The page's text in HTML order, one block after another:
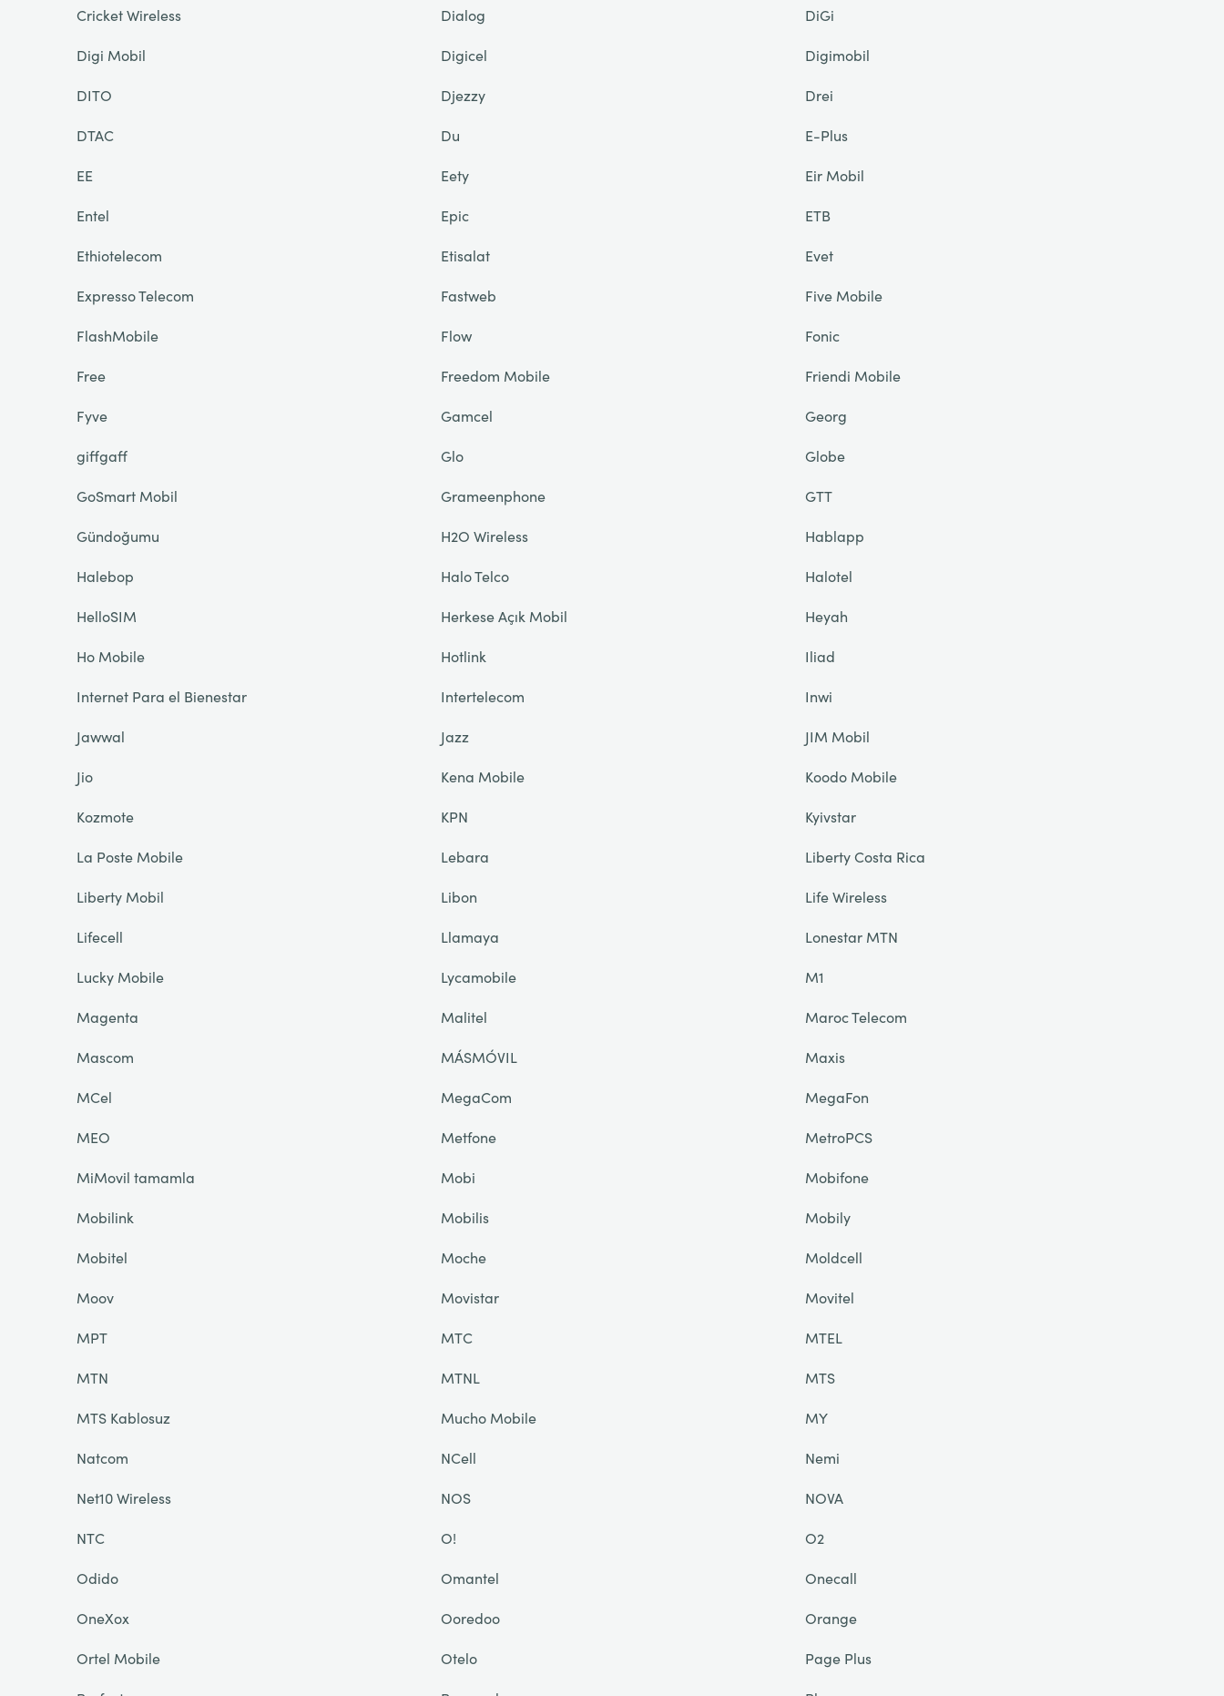
Cricket Wireless
Dialog
DiGi
Digi Mobil
Digicel
Digimobil
DITO
Djezzy
Drei
DTAC
Du
E-Plus
EE
Eety
Eir Mobil
Entel
Epic
ETB
Ethiotelecom
Etisalat
Evet
Expresso Telecom
Fastweb
Five Mobile
FlashMobile
Flow
Fonic
Free
Freedom Mobile
Friendi Mobile
Fyve
Gamcel
Georg
giffgaff
Glo
Globe
GoSmart Mobil
Grameenphone
GTT
Gündoğumu
H2O Wireless
Hablapp
Halebop
Halo Telco
Halotel
HelloSIM
Herkese Açık Mobil
Heyah
Ho Mobile
Hotlink
Iliad
Internet Para el Bienestar
Intertelecom
Inwi
Jawwal
Jazz
JIM Mobil
Jio
Kena Mobile
Koodo Mobile
Kozmote
KPN
Kyivstar
La Poste Mobile
Lebara
Liberty Costa Rica
Liberty Mobil
Libon
Life Wireless
Lifecell
Llamaya
Lonestar MTN
Lucky Mobile
Lycamobile
M1
Magenta
Malitel
Maroc Telecom
Mascom
MÁSMÓVIL
Maxis
MCel
MegaCom
MegaFon
MEO
Metfone
MetroPCS
MiMovil tamamla
Mobi
Mobifone
Mobilink
Mobilis
Mobily
Mobitel
Moche
Moldcell
Moov
Movistar
Movitel
MPT
MTC
MTEL
MTN
MTNL
MTS
MTS Kablosuz
Mucho Mobile
MY
Natcom
NCell
Nemi
Net10 Wireless
NOS
NOVA
NTC
O!
O2
Odido
Omantel
Onecall
OneXox
Ooredoo
Orange
Ortel Mobile
Otelo
Page Plus